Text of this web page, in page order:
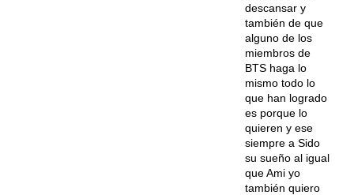
descansar y
también de que
alguno de los
miembros de
BTS haga lo
mismo todo lo
que han logrado
es porque lo
quieren y ese
siempre a Sido
su sueño al igual
que Ami yo
también quiero